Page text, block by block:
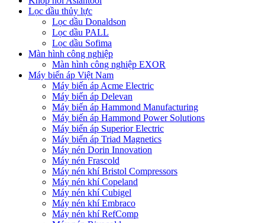
Lọc dầu thủy lực
Lọc dầu Donaldson
Lọc dầu PALL
Lọc dầu Sofima
Màn hình công nghiệp
Màn hình công nghiệp EXOR
Máy biến áp Việt Nam
Máy biến áp Acme Electric
Máy biến áp Delevan
Máy biến áp Hammond Manufacturing
Máy biến áp Hammond Power Solutions
Máy biến áp Superior Electric
Máy biến áp Triad Magnetics
Máy nén Dorin Innovation
Máy nén Frascold
Máy nén khí Bristol Compressors
Máy nén khí Copeland
Máy nén khí Cubigel
Máy nén khí Embraco
Máy nén khí RefComp